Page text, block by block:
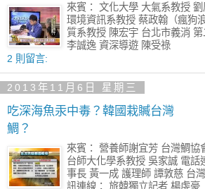
來賓： 文化大學 大氣系教授
環境資訊系教授 蔡政翰（瘋狗
質系教授 陳宏宇 台北市義消
李誠逸 資深導遊 陳受祿
2 則留言:
2013年11月6日 星期三
吃深海魚汞中毒？韓國栽贓台灣
鯛？
來賓： 營養師謝宜芳 台灣鯛協
台師大化學系教授 吳家誠 電話
事長 黃一成 護理師 譚敦慈 台
訊連線： 旅韓獨立記者 楊虔豪